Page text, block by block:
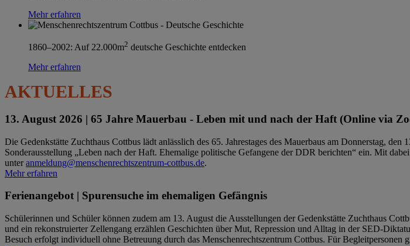
Mehr erfahren
1860–2002: Auf 22.000m2 deutsche Geschichte entdecken
Mehr erfahren
AKTUELLES
13. August 2026 | 65 Jahre Mauerbau - Leben mit und nach der Haft (Online via
Die Gedenkstätte Zuchthaus Cottbus lädt anlässlich des 65. Jahrestages des Mauerbaus am Donnerstag,
Sonderausstellung „Leben nach der Haft. Ehemalige politische Gefangene der DDR berichten“ ein. Mit
unteranmeldung@menschenrechtszentrum-cottbus.de.
Mehr erfahren
Ferienangebot | Spurensuche im ehemaligen Gefängnis
Schülerinnen und Schüler können zudem am 13. August die Ausstellungen der Gedenkstätte Zuchthaus
und ein rekonstruierter Zellengang erzählen Geschichten über Mut, Repression und Alltag in der SED-
Besuch erfolgt individuell ohne Betreuung durch das Menschenrechtszentrum Cottbus. Für Begleitpersonen